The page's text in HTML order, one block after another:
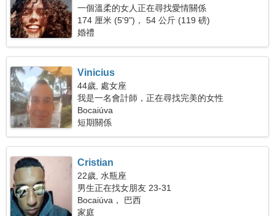
一個溫柔的女人正在尋找愛情關係
174 厘米 (5'9")， 54 公斤 (119 磅)
婚禮
Vinicius
44歲, 處女座
我是一名會計師，正在尋找完美的女性
Bocaiúva
短期關係
Cristian
22歲, 水瓶座
男生正在找女朋友 23-31
Bocaiúva， 巴西
家庭